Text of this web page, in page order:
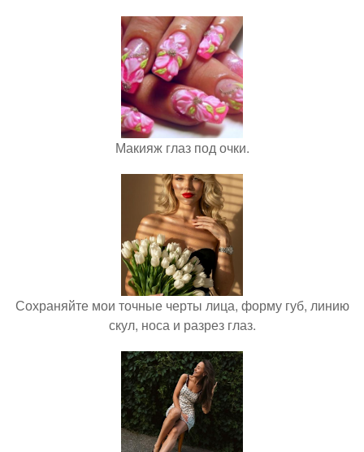
Макияж глаз под очки.
Сохраняйте мои точные черты лица, форму губ, линию
скул, носа и разрез глаз.